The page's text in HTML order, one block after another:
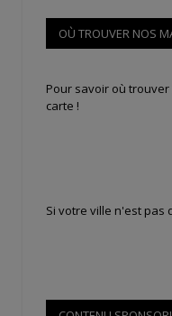
OÙ TROUVER NOS
Pour savoir où
carte !
Si votre ville n'est pas